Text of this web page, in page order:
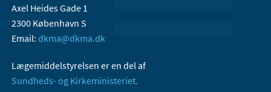
Axel Heides Gade 1
2300 København S
Email: dkma@dkma.dk
Lægemiddelstyrelsen er en del af
Sundheds- og Kirkeministeriet.